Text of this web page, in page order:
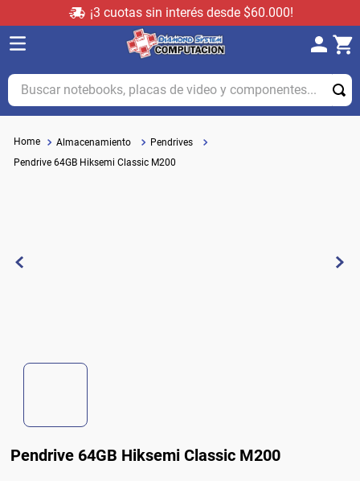
¡3 cuotas sin interés desde $60.000!
Buscar notebooks, placas de video y componentes...
Almacenamiento
Pendrives
Pendrive 64GB Hiksemi Classic M200
Pendrive 64GB Hiksemi Classic M200